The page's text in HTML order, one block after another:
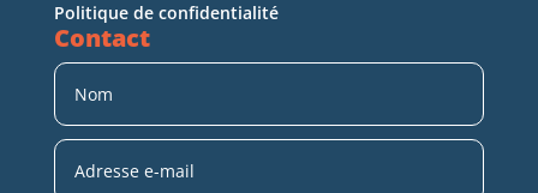
Politique de confidentialité
Contact